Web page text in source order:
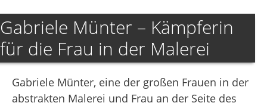
Gabriele Münter – Kämpferin
für die Frau in der Malerei
Gabriele Münter, eine der großen Frauen in der
abstrakten Malerei und Frau an der Seite des